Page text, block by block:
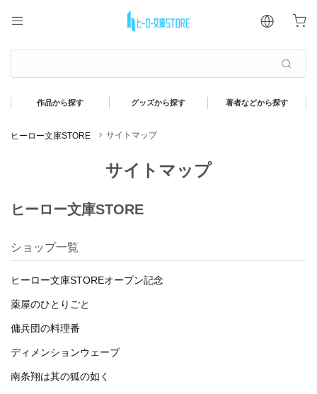
ヒーロー文庫STORE サイトマップ
サイトマップ
ヒーロー文庫STORE
ショップ一覧
ヒーロー文庫STOREオープン記念
薬屋のひとりごと
傭兵団の料理番
ディメンションウェーブ
南条翔は其の狐の如く